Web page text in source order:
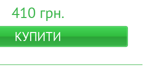
410 грн.
КУПИТИ